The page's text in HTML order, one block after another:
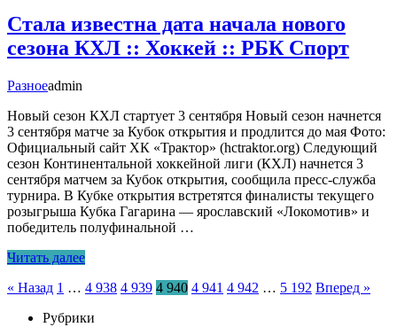
Стала известна дата начала нового
сезона КХЛ :: Хоккей :: РБК Спорт
Разноеadmin
Новый сезон КХЛ стартует 3 сентября Новый сезон начнется
3 сентября матче за Кубок открытия и продлится до мая Фото:
Официальный сайт ХК «‎Трактор» (hctraktor.org) Следующий
сезон Континентальной хоккейной лиги (КХЛ) начнется 3
сентября матчем за Кубок открытия, сообщила пресс-служба
турнира. В Кубке открытия встретятся финалисты текущего
розыгрыша Кубка Гагарина — ярославский «Локомотив» и
победитель полуфинальной …
Читать далее
Пагинация
записей
« Назад 1 … 4 938 4 939 4 940 4 941 4 942 … 5 192 Вперед »
Рубрики